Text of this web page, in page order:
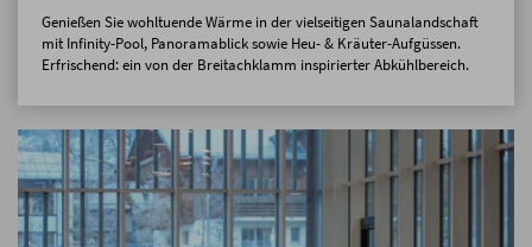
Genießen Sie wohltuende Wärme in der vielseitigen Saunalandschaft
mit Infinity-Pool, Panoramablick sowie Heu- & Kräuter-Aufgüssen.
Erfrischend: ein von der Breitachklamm inspirierter Abkühlbereich.